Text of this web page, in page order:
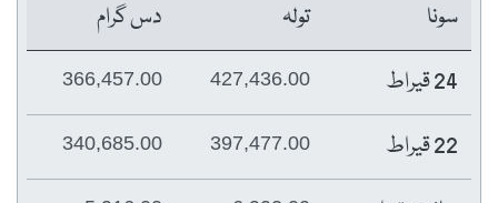
سونا
تولہ
دس گرام
24 قیراط
427,436.00
366,457.00
22 قیراط 397,477.00
340,685.00